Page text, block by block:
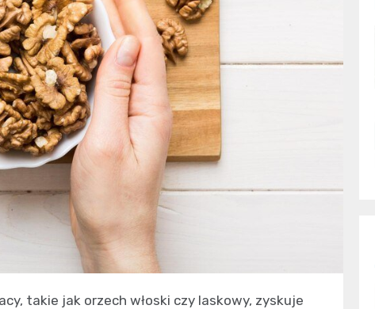
takie jak orzech włoski czy laskowy, zyskuje